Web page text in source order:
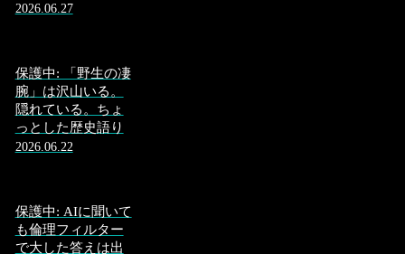
2026.06.27
保護中: 「野生の凄
腕」は沢山いる。
隠れている。ちょ
っとした歴史語り
2026.06.22
保護中: AIに聞いて
も倫理フィルター
で大した答えは出